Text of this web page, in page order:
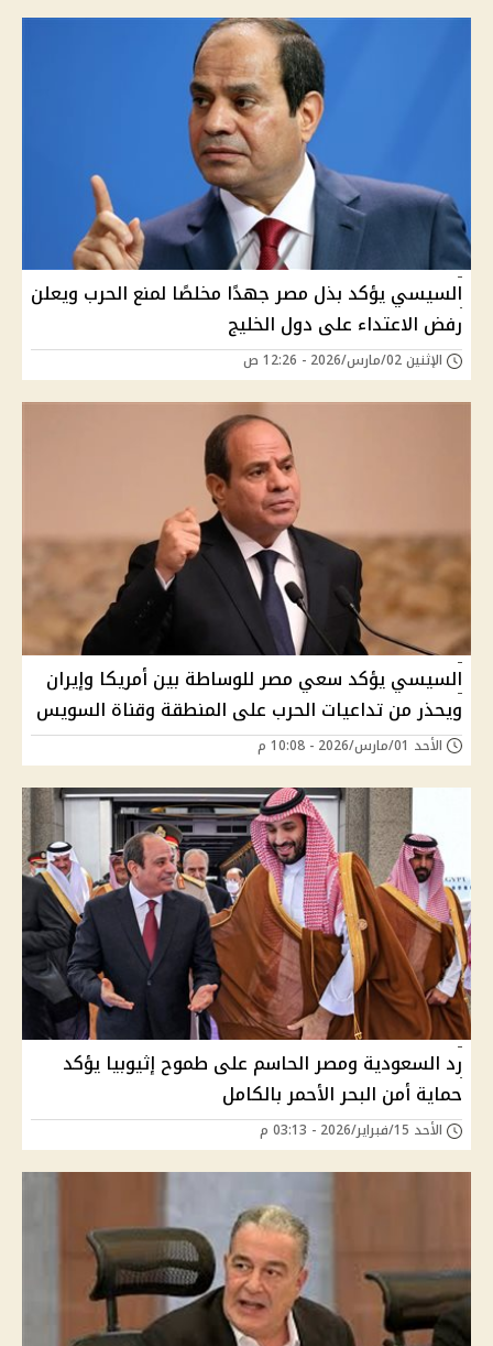
السيسي يؤكد بذل مصر جهدًا مخلصًا لمنع الحرب ويعلن
رفض الاعتداء على دول الخليج
الإثنين 02/مارس/2026 - 12:26 ص
السيسي يؤكد سعي مصر للوساطة بين أمريكا وإيران
ويحذر من تداعيات الحرب على المنطقة وقناة السويس
الأحد 01/مارس/2026 - 10:08 م
رد السعودية ومصر الحاسم على طموح إثيوبيا يؤكد
حماية أمن البحر الأحمر بالكامل
الأحد 15/فبراير/2026 - 03:13 م